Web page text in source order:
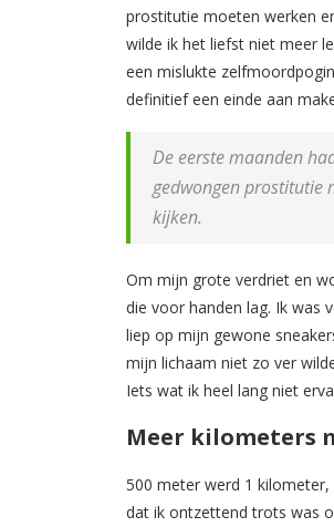
prostitutie moeten werken
wilde ik het liefst niet meer
een mislukte
definitief een einde aan
De eerste maanden
gedwongen prostitutie
kijken.
Om mijn grote verdriet en
die voor handen lag. Ik was
liep op mijn gewone
mijn lichaam niet zo ver
Iets wat ik heel lang niet
Meer kilometers
500 meter werd 1
dat ik ontzettend trots was